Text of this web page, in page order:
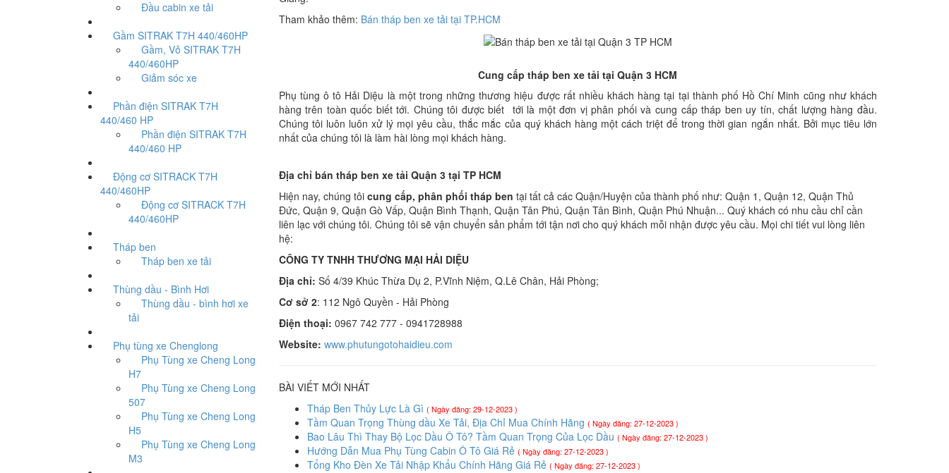
Đầu cabin xe tải
Gầm SITRAK T7H 440/460HP
Gầm, Vỏ SITRAK T7H
440/460HP
Giảm sóc xe
Phần điện SITRAK T7H
440/460 HP
Phần điện SITRAK T7H
440/460 HP
Động cơ SITRACK T7H
440/460HP
Động cơ SITRACK T7H
440/460HP
Tháp ben
Tháp ben xe tải
Thùng dầu - Bình Hơi
Thùng dầu - bình hơi xe
tải
Phụ tùng xe Chenglong
Phụ Tùng xe Cheng Long
H7
Phụ Tùng xe Cheng Long
507
Phụ Tùng xe Cheng Long
H5
Phụ Tùng xe Cheng Long
M3
Tham khảo thêm: Bán tháp ben xe tải tại TP.HCM
Cung cấp tháp ben xe tải tại Quận 3 HCM
Phụ tùng ô tô Hải Diệu là một trong những thương hiệu được rất nhiều khách hàng tại tại thành phố Hồ Chí Minh cũng như khách
hàng trên toàn quốc biết tới. Chúng tôi được biết tới là một đơn vị phân phối và cung cấp tháp ben uy tín, chất lượng hàng đầu.
Chúng tôi luôn luôn xử lý mọi yêu cầu, thắc mắc của quý khách hàng một cách triệt để trong thời gian ngắn nhất. Bởi mục tiêu lớn
nhất của chúng tôi là làm hài lòng mọi khách hàng.
Địa chỉ bán tháp ben xe tải Quận 3 tại TP HCM
Hiện nay, chúng tôi cung cấp, phân phối tháp ben tại tất cả các Quận/Huyện của thành phố như: Quận 1, Quận 12, Quận Thủ
Đức, Quận 9, Quận Gò Vấp, Quận Bình Thạnh, Quận Tân Phú, Quận Tân Bình, Quận Phú Nhuận... Quý khách có nhu cầu chỉ cần
liên lạc với chúng tôi. Chúng tôi sẽ vận chuyển sản phẩm tới tận nơi cho quý khách mỗi nhận được yêu cầu. Mọi chi tiết vui lòng liên
hệ:
CÔNG TY TNHH THƯƠNG MẠI HẢI DIỆU
Địa chỉ: Số 4/39 Khúc Thừa Dụ 2, P.Vĩnh Niệm, Q.Lê Chân, Hải Phòng;
Cơ sở 2: 112 Ngô Quyền - Hải Phòng
Điện thoại: 0967 742 777 - 0941728988
Website: www.phutungotohaidieu.com
BÀI VIẾT MỚI NHẤT
Tháp Ben Thủy Lực Là Gì ( Ngày đăng: 29-12-2023 )
Tầm Quan Trọng Thùng dầu Xe Tải, Địa Chỉ Mua Chính Hãng ( Ngày đăng: 27-12-2023 )
Bao Lâu Thì Thay Bộ Lọc Dầu Ô Tô? Tầm Quan Trọng Của Lọc Dầu ( Ngày đăng: 27-12-2023 )
Hướng Dẫn Mua Phụ Tùng Cabin Ô Tô Giá Rẻ ( Ngày đăng: 27-12-2023 )
Tổng Kho Đèn Xe Tải Nhập Khẩu Chính Hãng Giá Rẻ ( Ngày đăng: 27-12-2023 )